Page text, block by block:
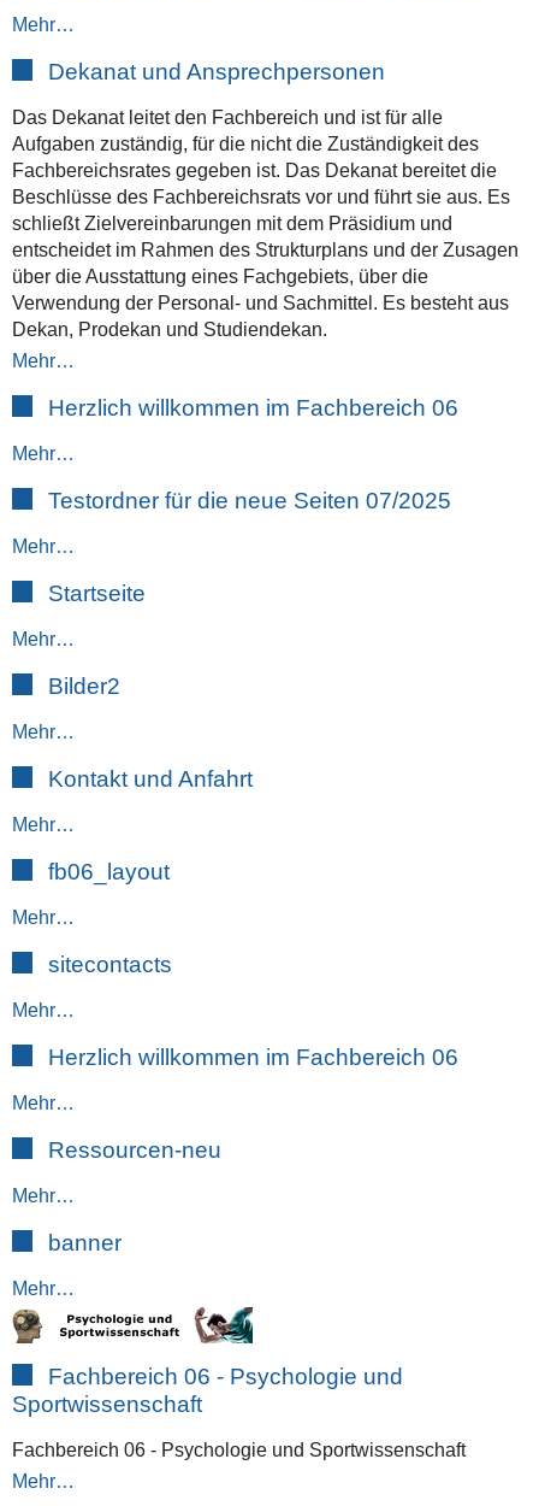
Mehr…
Dekanat und Ansprechpersonen
Das Dekanat leitet den Fachbereich und ist für alle
Aufgaben zuständig, für die nicht die Zuständigkeit des
Fachbereichsrates gegeben ist. Das Dekanat bereitet die
Beschlüsse des Fachbereichsrats vor und führt sie aus. Es
schließt Zielvereinbarungen mit dem Präsidium und
entscheidet im Rahmen des Strukturplans und der Zusagen
über die Ausstattung eines Fachgebiets, über die
Verwendung der Personal- und Sachmittel. Es besteht aus
Dekan, Prodekan und Studiendekan.
Mehr…
Herzlich willkommen im Fachbereich 06
Mehr…
Testordner für die neue Seiten 07/2025
Mehr…
Startseite
Mehr…
Bilder2
Mehr…
Kontakt und Anfahrt
Mehr…
fb06_layout
Mehr…
sitecontacts
Mehr…
Herzlich willkommen im Fachbereich 06
Mehr…
Ressourcen-neu
Mehr…
banner
Mehr…
Fachbereich 06 - Psychologie und
Sportwissenschaft
Fachbereich 06 - Psychologie und Sportwissenschaft
Mehr…